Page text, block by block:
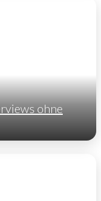
ohne